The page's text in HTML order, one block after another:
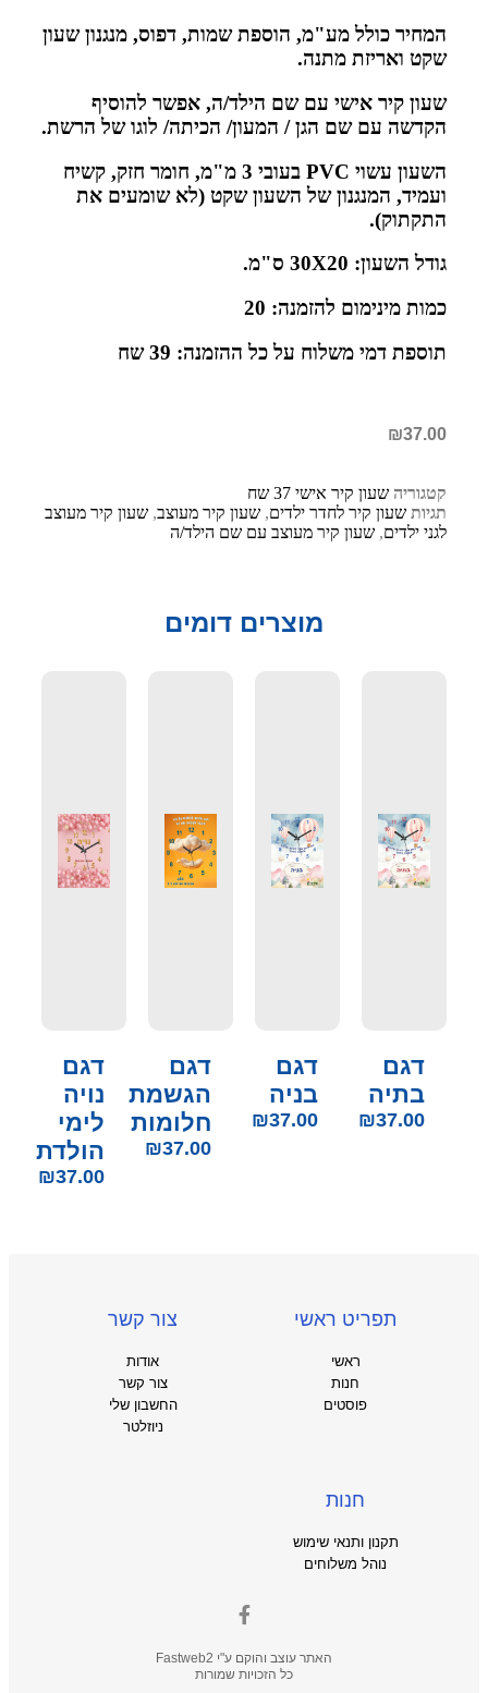
המחיר כולל מע"מ, הוספת שמות, דפוס, מנגנון שעון
שקט ואריזת מתנה.
שעון קיר אישי עם שם הילד/ה, אפשר להוסיף
הקדשה עם שם הגן / המעון/ הכיתה/ לוגו של הרשת.
השעון עשוי PVC בעובי 3 מ"מ, חומר חזק, קשיח
ועמיד, המנגנון של השעון שקט (לא שומעים את
התקתוק).
גודל השעון: 30X20 ס"מ.
כמות מינימום להזמנה: 20
תוספת דמי משלוח על כל ההזמנה: 39 שח
₪37.00
קטגוריה שעון קיר אישי 37 שח
תגיות שעון קיר לחדר ילדים, שעון קיר מעוצב, שעון קיר מעוצב
לגני ילדים, שעון קיר מעוצב עם שם הילד/ה
מוצרים דומים
דגם
בתיה
₪37.00
דגם
בניה
₪37.00
דגם
הגשמת
חלומות
₪37.00
דגם
נויה
לימי
הולדת
₪37.00
תפריט ראשי
ראשי
חנות
פוסטים
צור קשר
אודות
צור קשר
החשבון שלי
ניוזלטר
חנות
תקנון ותנאי שימוש
נוהל משלוחים
האתר עוצב והוקם ע"י Fastweb2
כל הזכויות שמורות